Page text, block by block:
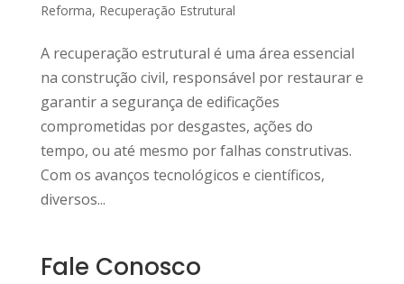
Reforma, Recuperação Estrutural
A recuperação estrutural é uma área essencial
na construção civil, responsável por restaurar e
garantir a segurança de edificações
comprometidas por desgastes, ações do
tempo, ou até mesmo por falhas construtivas.
Com os avanços tecnológicos e científicos,
diversos...
Fale Conosco